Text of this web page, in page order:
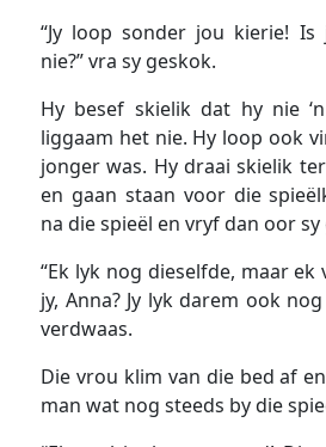
“Jy loop sonder jou kierie!
nie?” vra sy geskok.
Hy besef skielik dat hy nie
liggaam het nie. Hy loop ook
jonger was. Hy draai skielik
en gaan staan voor die
na die spieël en vryf dan oor sy
“Ek lyk nog dieselfde, maar ek
jy, Anna? Jy lyk darem ook
verdwaas.
Die vrou klim van die bed af
man wat nog steeds by die